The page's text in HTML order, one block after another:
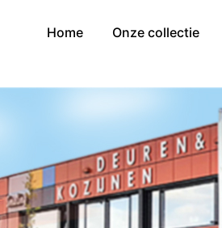
Home Onze collectie